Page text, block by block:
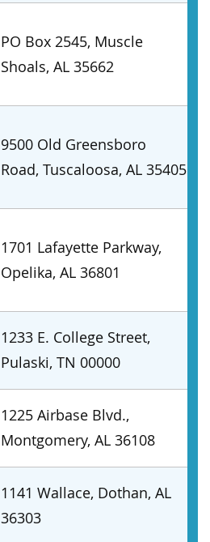
PO Box 2545, Muscle
Shoals, AL 35662
9500 Old Greensboro
Road, Tuscaloosa, AL 35405
1701 Lafayette Parkway,
Opelika, AL 36801
1233 E. College Street,
Pulaski, TN 00000
1225 Airbase Blvd.,
Montgomery, AL 36108
1141 Wallace, Dothan, AL
36303